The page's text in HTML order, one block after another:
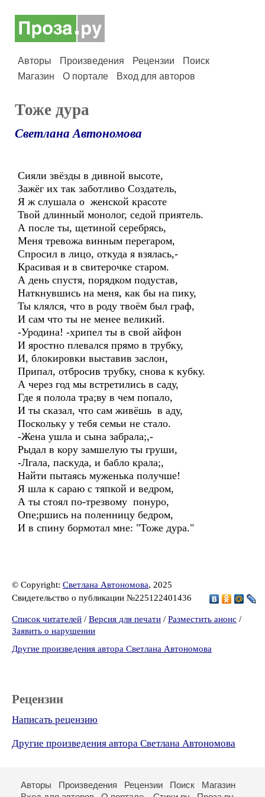
Авторы Произведения Рецензии
Поиск
Магазин
О портале Вход для авторов
Тоже дура
Светлана Автономова
Сияли звёзды в дивной высоте,
Зажёг их так заботливо Создатель,
Я ж слушала о женской красоте
Твой длинный монолог, седой приятель.
А после ты, щетиной серебрясь,
Меня тревожа винным перегаром,
Спросил в лицо, откуда я взялась,-
Красивая и в свитерочке старом.
А день спустя, порядком подустав,
Наткнувшись на меня, как бы на пику,
Ты клялся, что в роду твоём был граф,
И сам что ты не менее великий.
-Уродина! -хрипел ты в свой айфон
И яростно плевался прямо в трубку,
И, блокировки выставив заслон,
Припал, отбросив трубку, снова к кубку.
А через год мы встретились в саду,
Где я полола тра;ву в чем попало,
И ты сказал, что сам живёшь в аду,
Поскольку у тебя семьи не стало.
-Жена ушла и сына забрала;,-
Рыдал в кору замшелую ты груши,
-Лгала, паскуда, и бабло крала;,
Найти пытаясь муженька получше!
Я шла к сараю с тяпкой и ведром,
А ты стоял по-трезвому понуро,
Опе;ршись на поленницу бедром,
И в спину бормотал мне: "Тоже дура."
© Copyright: Светлана Автономова, 2025
Свидетельство о публикации №225122401436
Список читателей / Версия для печати / Разместить анонс /
Заявить о нарушении
Другие произведения автора Светлана Автономова
Рецензии
Написать рецензию
Другие произведения автора Светлана Автономова
Авторы Произведения Рецензии Поиск
Магазин